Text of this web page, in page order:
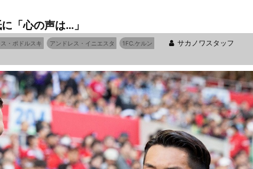
「心の声は…」
・ポドルスキ アンドレス・イニエスタ 1FC.ケルン
サカノワスタッフ